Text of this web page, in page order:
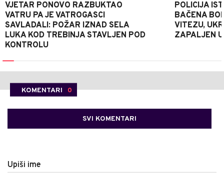
VJETAR PONOVO RAZBUKTAO
VATRU PA JE VATROGASCI
SAVLADALI: POŽAR IZNAD SELA
LUKA KOD TREBINJA STAVLJEN POD
KONTROLU
POLICIJA
BAČENA
VITEZU,
ZAPALJEN
KOMENTARI 0
SVI KOMENTARI
Upiši ime